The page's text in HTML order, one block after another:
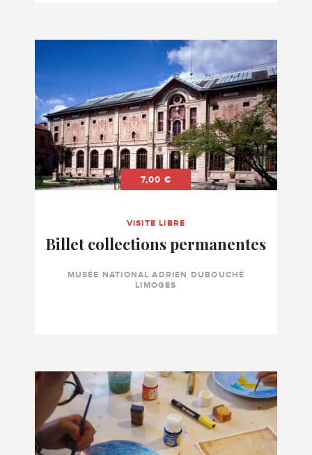
7,00 €
VISITE LIBRE
Billet collections permanentes
MUSÉE NATIONAL ADRIEN DUBOUCHÉ
LIMOGES